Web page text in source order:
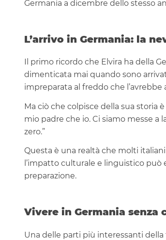
Germania a dicembre dello stesso
L’arrivo in Germania: la
Il primo ricordo che Elvira ha della
dimenticata mai quando sono
impreparata al freddo che l’avrebbe
Ma ciò che colpisce della sua storia
mio padre che io. Ci siamo messe
zero.”
Questa è una realtà che molti
l’impatto culturale e linguistico
preparazione.
Vivere in Germania senza
Una delle parti più interessanti